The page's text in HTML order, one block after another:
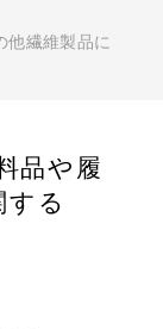
他繊維製品に
品や履
する